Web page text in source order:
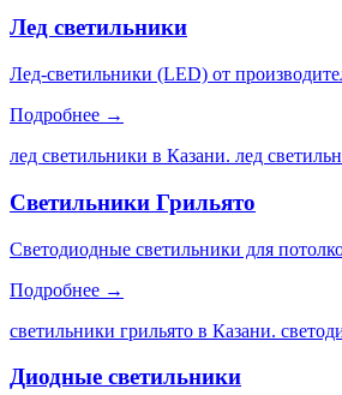
Лед светильники
Лед-светильники (LED) от
Подробнее →
лед светильники в Казани. лед
Светильники Грильято
Светодиодные светильники для
Подробнее →
светильники грильято в Казани.
Диодные светильники